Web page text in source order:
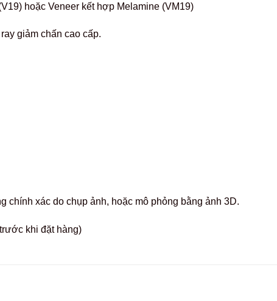
hoặc Veneer kết hợp Melamine (VM19)
giảm chấn cao cấp.
chính xác do chụp ảnh, hoặc mô phỏng bằng ảnh 3D.
khi đặt hàng)